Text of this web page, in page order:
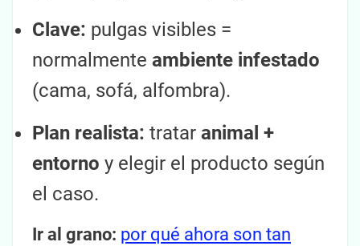
Clave: pulgas visibles =
normalmente ambiente infestado
(cama, sofá, alfombra).
Plan realista: tratar animal +
entorno y elegir el producto según
el caso.
Ir al grano: por qué ahora son tan